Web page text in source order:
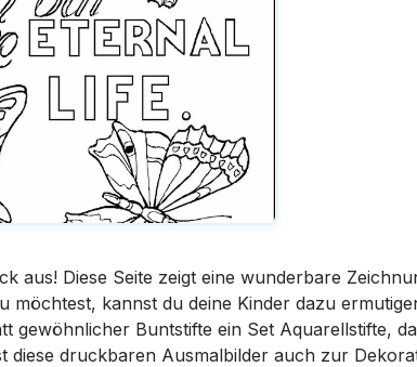
aus! Diese Seite zeigt eine wunderbare
möchtest, kannst du deine Kinder dazu
gewöhnlicher Buntstifte ein Set Aquarellstifte, da
diese druckbaren Ausmalbilder auch zur